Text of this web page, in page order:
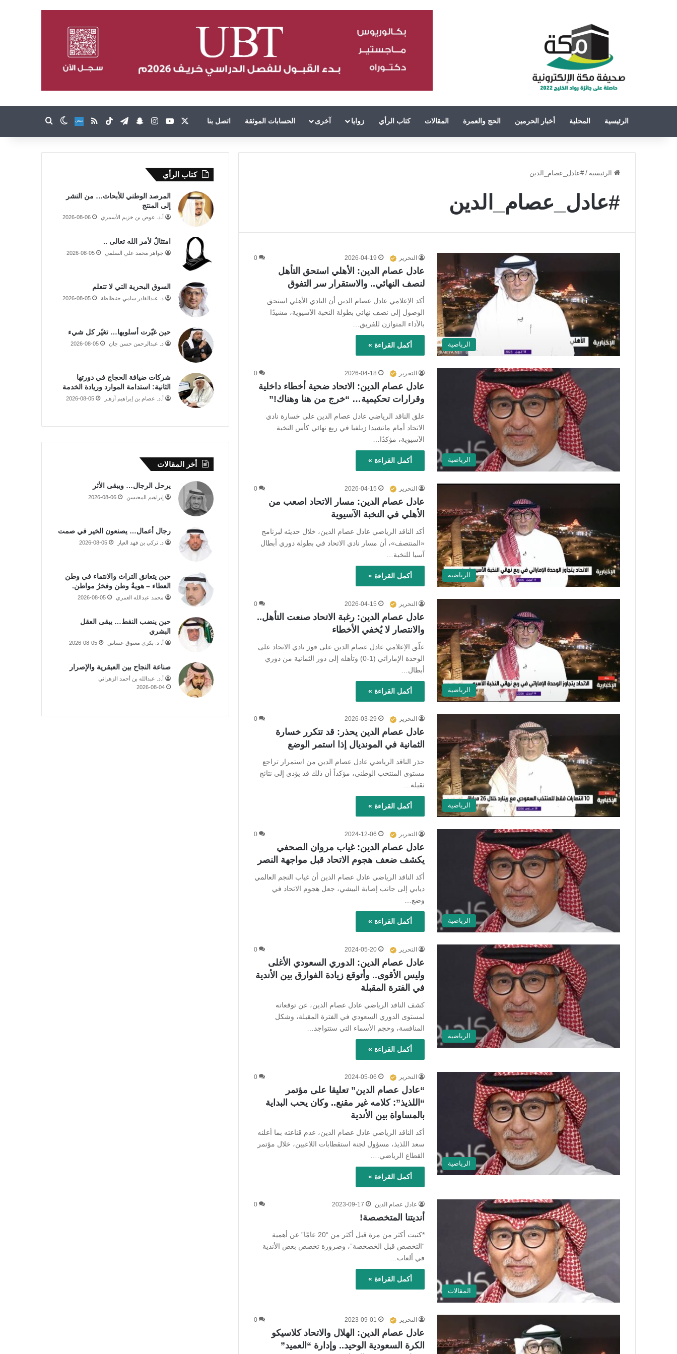
الرئيسية المحلية أخبار الحرمين الحج والعمرة المقالات كتاب الرأي زوايا آخرى الحسابات الموثقة اتصل بنا ‫YouTubeانستقرامسناب تشات
تيلقرام‫TikTokملخص الموقع RSS
نبض الوضع المظلم
الرئيسية / #عادل_عصام_الدين
#عادل_عصام_الدين
الرياضية
التحرير 2026-04-19
0
عادل عصام الدين: الأهلي استحق التأهل
لنصف النهائي.. والاستقرار سر التفوق
أكد الإعلامي عادل عصام الدين أن النادي الأهلي استحق
الوصول إلى نصف نهائي بطولة النخبة الآسيوية، مشيدًا
بالأداء المتوازن للفريق…
أكمل القراءة »
الرياضية
التحرير 2026-04-18
0
عادل عصام الدين: الاتحاد ضحية أخطاء داخلية
وقرارات تحكيمية… “خرج من هنا وهناك!”
علق الناقد الرياضي عادل عصام الدين على خسارة نادي
الاتحاد أمام ماتشيدا زيلفيا في ربع نهائي كأس النخبة
الآسيوية، مؤكدًا…
أكمل القراءة »
الرياضية
التحرير 2026-04-15
0
عادل عصام الدين: مسار الاتحاد اصعب من
الأهلي في النخبة الآسيوية
أكد الناقد الرياضي عادل عصام الدين، خلال حديثه لبرنامج
«المنتصف»، أن مسار نادي الاتحاد في بطولة دوري أبطال
آسيا للنخبة…
أكمل القراءة »
الرياضية
التحرير 2026-04-15
0
عادل عصام الدين: رغبة الاتحاد صنعت التأهل..
والانتصار لا يُخفي الأخطاء
علّق الإعلامي عادل عصام الدين على فوز نادي الاتحاد على
الوحدة الإماراتي (1-0) وتأهله إلى دور الثمانية من دوري
أبطال…
أكمل القراءة »
الرياضية
التحرير 2026-03-29
0
عادل عصام الدين يحذر: قد تتكرر خسارة
الثمانية في المونديال إذا استمر الوضع
حذر الناقد الرياضي عادل عصام الدين من استمرار تراجع
مستوى المنتخب الوطني، مؤكداً أن ذلك قد يؤدي إلى نتائج
ثقيلة…
أكمل القراءة »
الرياضية
التحرير 2024-12-06
0
عادل عصام الدين: غياب مروان الصحفي
يكشف ضعف هجوم الاتحاد قبل مواجهة النصر
أكد الناقد الرياضي عادل عصام الدين أن غياب النجم العالمي
ديابي إلى جانب إصابة البيشي، جعل هجوم الاتحاد في
وضع…
أكمل القراءة »
الرياضية
التحرير 2024-05-20
0
عادل عصام الدين: الدوري السعودي الأغلى
وليس الأقوى.. وأتوقع زيادة الفوارق بين الأندية
في الفترة المقبلة
كشف الناقد الرياضي عادل عصام الدين، عن توقعاته
لمستوى الدوري السعودي في الفترة المقبلة، وشكل
المنافسة، وحجم الأسماء التي ستتواجد…
أكمل القراءة »
الرياضية
التحرير 2024-05-06
0
“عادل عصام الدين” تعليقا على مؤتمر
“اللذيذ”: كلامه غير مقنع.. وكان يحب البداية
بالمساواة بين الأندية
أكد الناقد الرياضي عادل عصام الدين، عدم قناعته بما أعلنه
سعد اللذيذ، مسؤول لجنة استقطابات اللاعبين، خلال مؤتمر
القطاع الرياضي.…
أكمل القراءة »
المقالات
عادل عصام الدين 2023-09-17
0
أنديتنا المتخصصة!
*كتبت أكثر من مرة قبل أكثر من “20 عامًا” عن أهمية
“التخصص قبل الخصخصة”، وضرورة تخصص بعض الأندية
في ألعاب…
أكمل القراءة »
التحرير 2023-09-01
0
عادل عصام الدين: الهلال والاتحاد كلاسيكو
الكرة السعودية الوحيد.. وإدارة “العميد”
كتاب الرأي
المرصد الوطني للأبحاث… من النشر
إلى المنتج
أ.د. عوض بن خزيم الأسمري 2026-08-06
امتثالٌ لأمر الله تعالى ..
جواهر محمد علي السلمي 2026-08-05
السوق البحرية التي لا تتعلم
د. عبدالقادر سامي حنبظاظة 2026-08-05
حين غيّرت أسلوبها… تغيّر كل شيء
د. عبدالرحمن حسن جان 2026-08-05
شركات ضيافة الحجاج في دورتها
الثانية: استدامة الموارد وريادة الخدمة
أ.د. عصام بن إبراهيم أزهـر 2026-08-05
أخر المقالات
يرحل الرجال… ويبقى الأثر
إبراهيم المحيسن 2026-08-06
رجال أعمال… يصنعون الخير في صمت
د. تركي بن فهد العيار 2026-08-05
حين يتعانق التراث والانتماء في وطن
العطاء – هويةُ وطن وفخرُ مواطن.
محمد عبدالله العمري 2026-08-05
حين ينضب النفط… يبقى العقل
البشري
أ. د. بكري معتوق عساس 2026-08-05
صناعة النجاح بين العبقرية والإصرار
أ.د. عبدالله بن أحمد الزهراني
2026-08-04